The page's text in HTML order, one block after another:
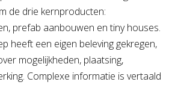
de drie kernproducten:
prefab aanbouwen entiny houses.
heeft een eigen beleving gekregen,
mogelijkheden, plaatsing,
Complexe informatie is vertaald